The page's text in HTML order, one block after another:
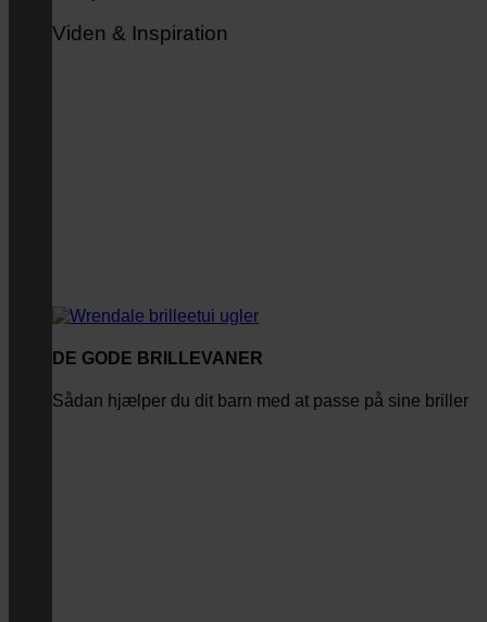
Viden & Inspiration
DE GODE BRILLEVANER
Sådan hjælper du dit barn med at passe på sine briller